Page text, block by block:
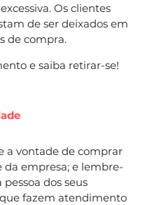
Os clientes
de ser deixados em
de compra.
e saiba retirar-se!
a vontade de comprar
empresa; e lembre-
dos seus
fazem atendimento